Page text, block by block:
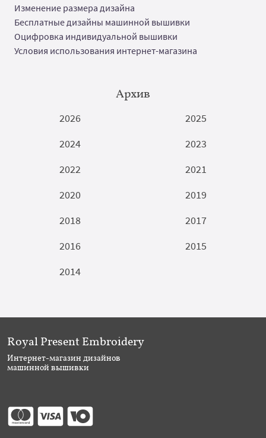
Изменение размера дизайна
Бесплатные дизайны машинной вышивки
Оцифровка индивидуальной вышивки
Условия использования интернет-магазина
Архив
2026
2025
2024
2023
2022
2021
2020
2019
2018
2017
2016
2015
2014
Royal Present Embroidery
Интернет-магазин дизайнов
машинной вышивки